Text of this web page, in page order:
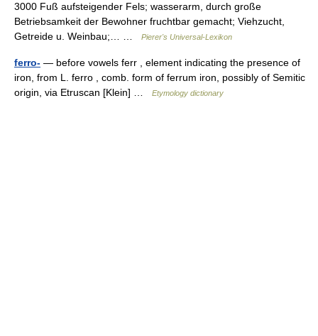
3000 Fuß aufsteigender Fels; wasserarm, durch große
Betriebsamkeit der Bewohner fruchtbar gemacht; Viehzucht,
Getreide u. Weinbau;… …
Pierer's Universal-Lexikon
ferro- — before vowels ferr , element indicating the presence of
iron, from L. ferro , comb. form of ferrum iron, possibly of Semitic
origin, via Etruscan [Klein] …
Etymology dictionary